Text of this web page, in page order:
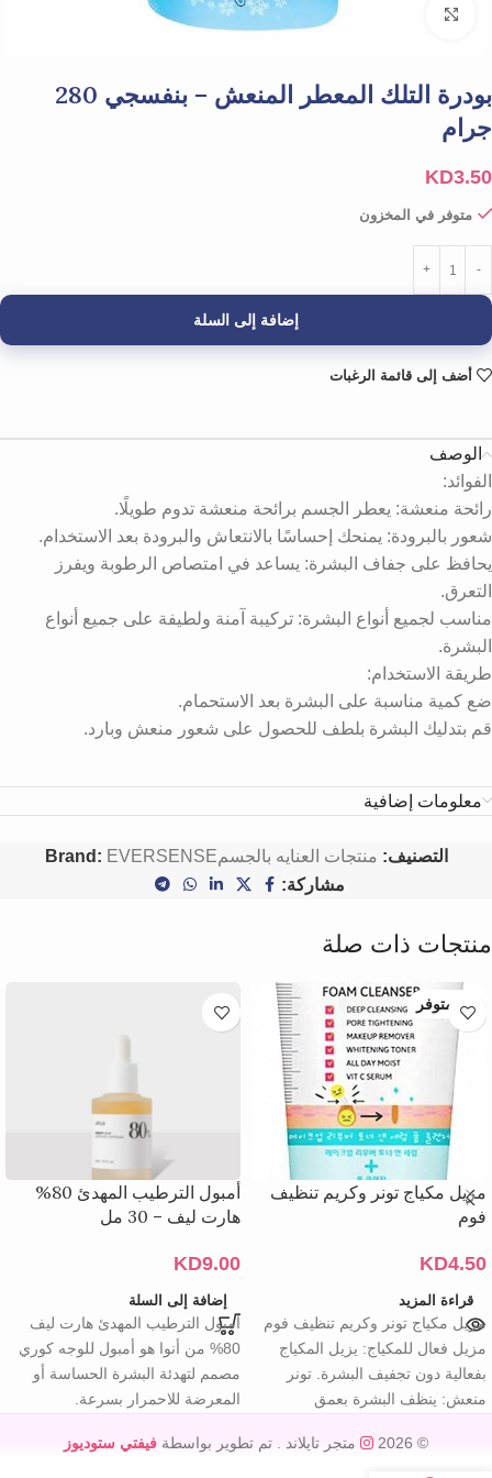
Click to enlarge
بودرة التلك المعطر المنعش – بنفسجي 280
جرام
KD3.50
متوفر في المخزون
إضافة إلى السلة
أضف إلى قائمة الرغبات
الوصف
الفوائد:
رائحة منعشة: يعطر الجسم برائحة منعشة تدوم طويلًا.
شعور بالبرودة: يمنحك إحساسًا بالانتعاش والبرودة بعد الاستخدام.
يحافظ على جفاف البشرة: يساعد في امتصاص الرطوبة ويفرز
التعرق.
مناسب لجميع أنواع البشرة: تركيبة آمنة ولطيفة على جميع أنواع
البشرة.
طريقة الاستخدام:
ضع كمية مناسبة على البشرة بعد الاستحمام.
قم بتدليك البشرة بلطف للحصول على شعور منعش وبارد.
معلومات إضافية
التصنيف: منتجات العنايه بالجسم Brand: EVERSENSE
مشاركة:
منتجات ذات صلة
غير متوفر
مزيل مكياج تونر وكريم تنظيف
فوم
KD4.50
قراءة المزيد
مزيل مكياج تونر وكريم تنظيف فوم
مزيل فعال للمكياج: يزيل المكياج
بفعالية دون تجفيف البشرة. تونر
منعش: ينظف البشرة بعمق
أمبول الترطيب المهدئ 80%
هارت ليف – 30 مل
KD9.00
إضافة إلى السلة
أمبول الترطيب المهدئ هارت ليف
80% من أنوا هو أمبول للوجه كوري
مصمم لتهدئة البشرة الحساسة أو
المعرضة للاحمرار بسرعة.
© 2026 متجر تايلاند . تم تطوير بواسطة فيفتي ستوديوز